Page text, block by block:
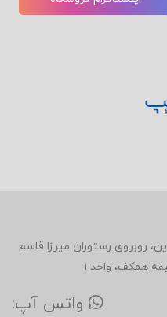
ابتدای خیابان 12 فروردین، روبروی رستوران میرزا قاسم
همکف، واحد 1
واتس آپ: